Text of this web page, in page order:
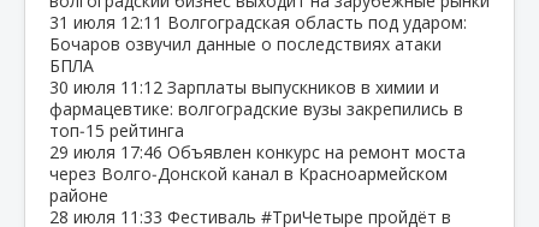
31 июля 12:11 Волгоградская область под ударом:
Бочаров озвучил данные о последствиях атаки
БПЛА
30 июля 11:12 Зарплаты выпускников в химии и
фармацевтике: волгоградские вузы закрепились в
топ‑15 рейтинга
29 июля 17:46 Объявлен конкурс на ремонт моста
через Волго‑Донской канал в Красноармейском
районе
28 июля 11:33 Фестиваль #ТриЧетыре пройдёт в